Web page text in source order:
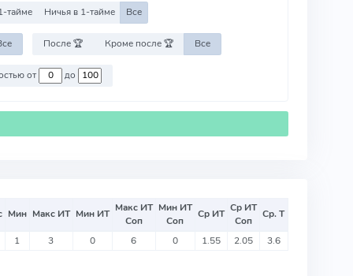
тайме Ничья в 1-тайме Все
После 🏆 Кроме после 🏆 Все
Против команд со стоимостью от до
Мин Макс ИТ Мин ИТ Макс ИТ
Соп
Мин ИТ
Соп
Ср ИТ Ср ИТ
Соп
Ср. Т
1 3 0 6 0 1.55 2.05 3.6